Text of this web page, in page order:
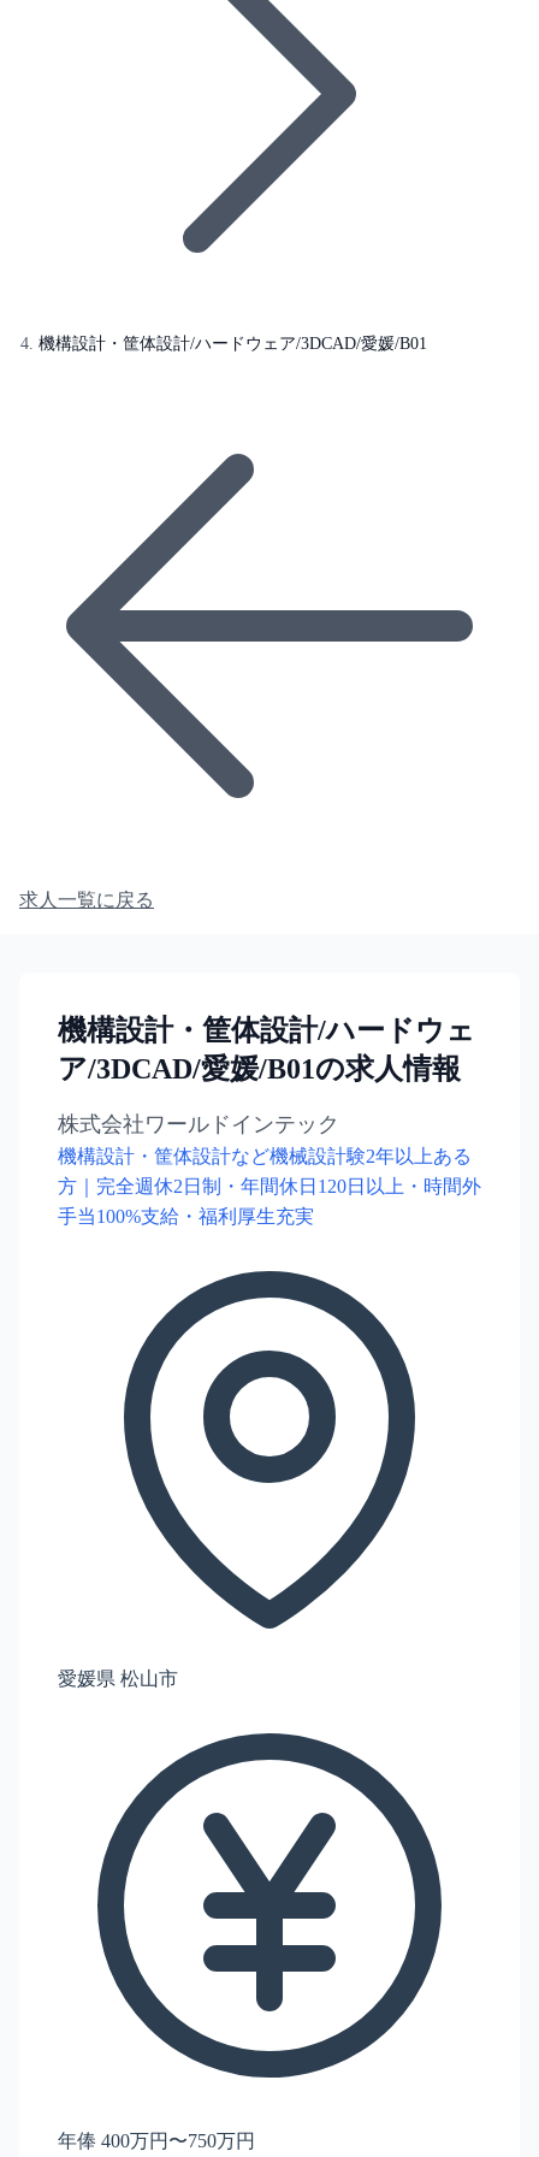
機構設計・筐体設計/ハードウェア/3DCAD/愛媛/B01
求人一覧に戻る
機構設計・筐体設計/ハードウェ
ア/3DCAD/愛媛/B01の求人情報
株式会社ワールドインテック
機構設計・筐体設計など機械設計験2年以上ある
方｜完全週休2日制・年間休日120日以上・時間外
手当100%支給・福利厚生充実
愛媛県 松山市
年俸 400万円〜750万円